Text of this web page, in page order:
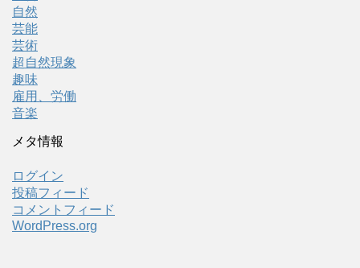
自然
芸能
芸術
超自然現象
趣味
雇用、労働
音楽
メタ情報
ログイン
投稿フィード
コメントフィード
WordPress.org